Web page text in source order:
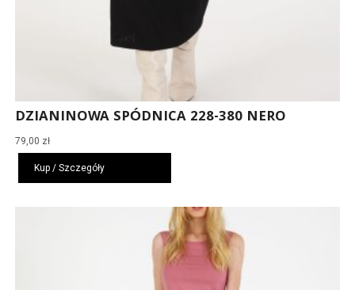
DZIANINOWA SPÓDNICA 228-380 NERO
79,00 zł
Kup / Szczegóły